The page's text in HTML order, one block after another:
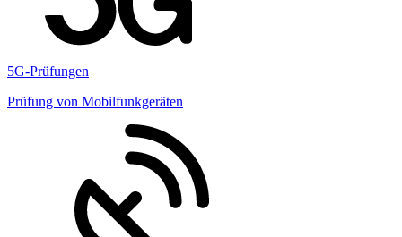
5G-Prüfungen
Prüfung von Mobilfunkgeräten